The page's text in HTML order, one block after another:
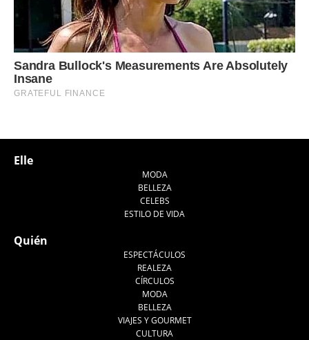
Elle
MODA
BELLEZA
CELEBS
ESTILO DE VIDA
Quién
ESPECTÁCULOS
REALEZA
CÍRCULOS
MODA
BELLEZA
VIAJES Y GOURMET
CULTURA